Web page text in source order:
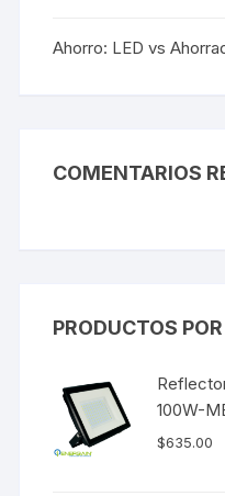
Ahorro: LED vs
COMENTARIOS
PRODUCTOS
100W-
$635.00